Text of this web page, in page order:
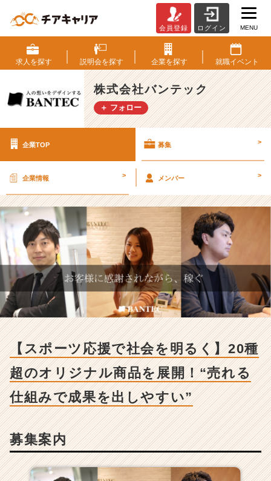
式
会
社
バ
ン
テ
採
人
-
【ス
ポ
ツ
応
明
く】
2
0
オ
リ
ジ
会員登録 ログイン MENU
求人を探す 説明会を探す 企業を探す 就職イベント
株式会社バンテック
＋ フォロー
企業TOP 募集 >
企業情報 > メンバー >
【スポーツ応援で社会を明るく】20種
超のオリジナル商品を展開！“売れる
仕組みで成果を出しやすい”
募集案内